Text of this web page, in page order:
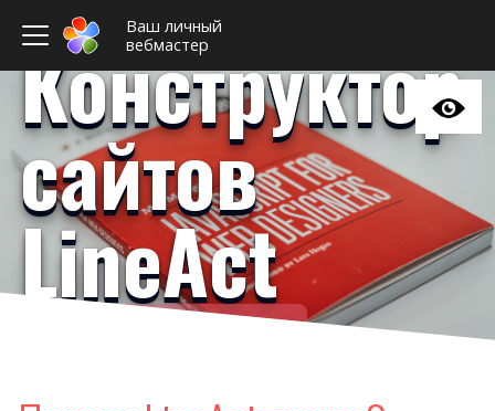
Ваш личный
вебмастер
Конструктор
сайтов
LineAct
Ваш личный вебмастер